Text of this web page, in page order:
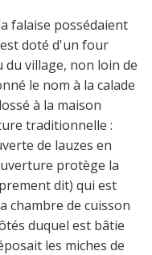
falaise possédaient
doté d'un four
village, non loin de
le nom à la calade
à la maison
traditionnelle :
de lauzes en
protège la
dit) qui est
chambre de cuisson
duquel est bâtie
les miches de